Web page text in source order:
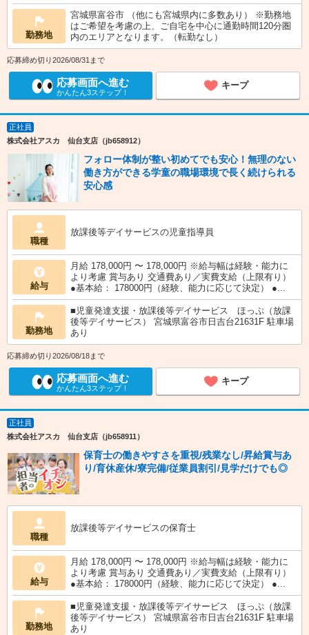
勤務地
宮城県富谷市 （他にも宮城県内に多数あり） ※勤務地
はご希望を考慮の上、ご自宅を中心に通勤時間120分圏
内のエリアとなります。（転勤なし）
応募締め切り2026/08/31まで
応募画面へ進む
かんたん3ステップ！
キープ
正社員
株式会社アスカ 仙台支店（jb658912）
フォロー体制が整い初めてでも安心！無理のない
働き方ができる学童の職場環境で長く続けられる
安心感
職種
放課後等デイサービスの児童指導員
給与
月給 178,000円 〜 178,000円 ※給与幅は経験・能力に
より考慮 賞与あり 交通費あり／実費支給（上限有り）
●基本給： 178000円（経験、能力に応じて決定） ●...
勤務地
■児童発達支援・放課後等デイサービス ほっぷ（放課
後等デイサービス） 宮城県富谷市日吉台21631F 駐車場
あり
応募締め切り2026/08/18まで
応募画面へ進む
かんたん3ステップ！
キープ
正社員
株式会社アスカ 仙台支店（jb658911）
保育士の働きやすさを重視/残業なし/昇給賞与あ
り/育休産休/寮完備/従業員割引/見学だけでも◎
職種
放課後等デイサービスの保育士
給与
月給 178,000円 〜 178,000円 ※給与幅は経験・能力に
より考慮 賞与あり 交通費あり／実費支給（上限有り）
●基本給： 178000円（経験、能力に応じて決定） ●...
勤務地
■児童発達支援・放課後等デイサービス ほっぷ（放課
後等デイサービス） 宮城県富谷市日吉台21631F 駐車場
あり